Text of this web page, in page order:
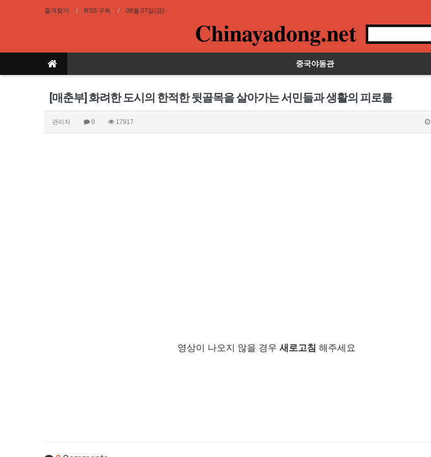
즐겨찾기 RSS 구독 08월 07일(금)
Chinayadong.net
중국야동관
[매춘부] 화려한 도시의 한적한 뒷골목을 살아가는 서민들과 생활의 피로를
관리자 0 17917
영상이 나오지 않을 경우 새로고침 해주세요